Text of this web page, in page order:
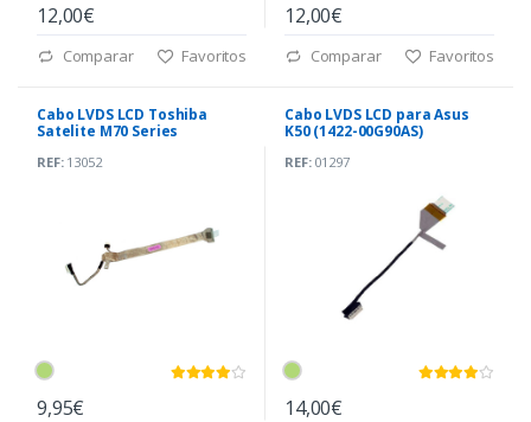
12,00€
Comparar Favoritos
12,00€
Comparar Favoritos
Cabo LVDS LCD Toshiba
Satelite M70 Series
REF:13052
9,95€
Cabo LVDS LCD para Asus
K50 (1422-00G90AS)
REF:01297
14,00€